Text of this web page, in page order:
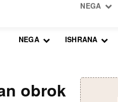
NEGA ISHRANA
obrok